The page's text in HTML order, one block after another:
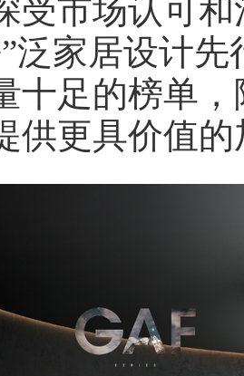
受市场认可
泛家居设计
十足的榜单
供更具价值